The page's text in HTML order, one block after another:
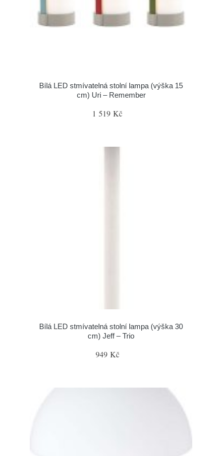
Bílá LED stmívatelná stolní lampa (výška 15
cm) Uri – Remember
1 519 Kč
Bílá LED stmívatelná stolní lampa (výška 30
cm) Jeff – Trio
949 Kč